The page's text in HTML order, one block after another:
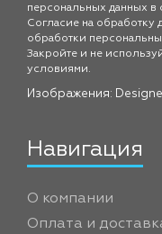
персональных данных в
Согласие на обработку
обработки
Закройте и не
условиями.
Изображения:
Навигация
О компании
Оплата и